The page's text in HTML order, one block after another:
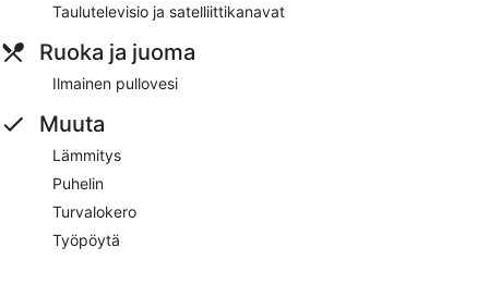
Taulutelevisio ja satelliittikanavat
Ruoka ja juoma
Ilmainen pullovesi
Muuta
Lämmitys
Puhelin
Turvalokero
Työpöytä